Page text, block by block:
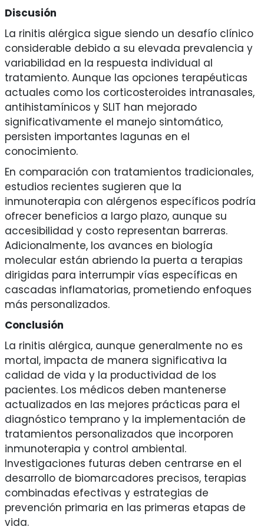
Discusión
La rinitis alérgica sigue siendo un desafío clínico
considerable debido a su elevada prevalencia y
variabilidad en la respuesta individual al
tratamiento. Aunque las opciones terapéuticas
actuales como los corticosteroides intranasales,
antihistamínicos y SLIT han mejorado
significativamente el manejo sintomático,
persisten importantes lagunas en el
conocimiento.
En comparación con tratamientos tradicionales,
estudios recientes sugieren que la
inmunoterapia con alérgenos específicos podría
ofrecer beneficios a largo plazo, aunque su
accesibilidad y costo representan barreras.
Adicionalmente, los avances en biología
molecular están abriendo la puerta a terapias
dirigidas para interrumpir vías específicas en
cascadas inflamatorias, prometiendo enfoques
más personalizados.
Conclusión
La rinitis alérgica, aunque generalmente no es
mortal, impacta de manera significativa la
calidad de vida y la productividad de los
pacientes. Los médicos deben mantenerse
actualizados en las mejores prácticas para el
diagnóstico temprano y la implementación de
tratamientos personalizados que incorporen
inmunoterapia y control ambiental.
Investigaciones futuras deben centrarse en el
desarrollo de biomarcadores precisos, terapias
combinadas efectivas y estrategias de
prevención primaria en las primeras etapas de
vida.